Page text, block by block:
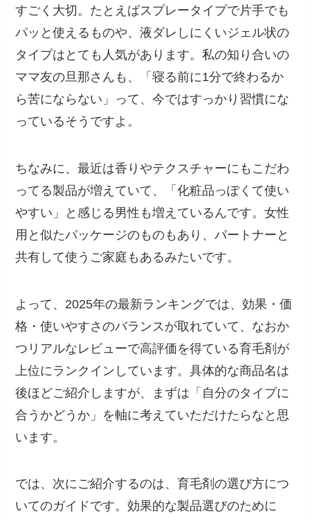
すごく大切。たとえばスプレータイプで片手でも
パッと使えるものや、液ダレしにくいジェル状の
タイプはとても人気があります。私の知り合いの
ママ友の旦那さんも、「寝る前に1分で終わるか
ら苦にならない」って、今ではすっかり習慣にな
っているそうですよ。
ちなみに、最近は香りやテクスチャーにもこだわ
ってる製品が増えていて、「化粧品っぽくて使い
やすい」と感じる男性も増えているんです。女性
用と似たパッケージのものもあり、パートナーと
共有して使うご家庭もあるみたいです。
よって、2025年の最新ランキングでは、効果・価
格・使いやすさのバランスが取れていて、なおか
つリアルなレビューで高評価を得ている育毛剤が
上位にランクインしています。具体的な商品名は
後ほどご紹介しますが、まずは「自分のタイプに
合うかどうか」を軸に考えていただけたらなと思
います。
では、次にご紹介するのは、育毛剤の選び方につ
いてのガイドです。効果的な製品選びのために